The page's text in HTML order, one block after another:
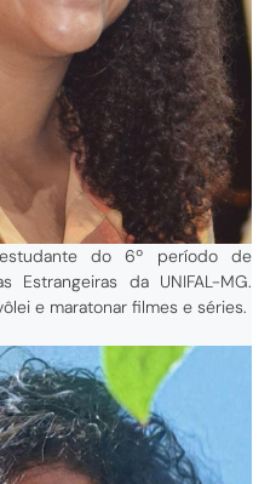
do 6º período de
Estrangeiras da UNIFAL-MG.
e maratonar filmes e séries.